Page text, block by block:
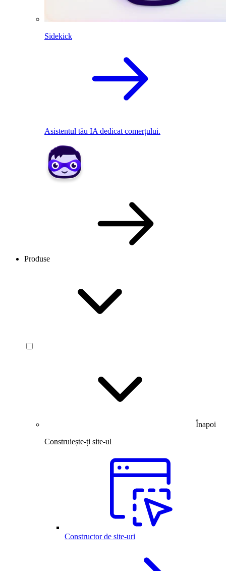
Sidekick
Asistentul tău IA dedicat comerțului.
Produse
Înapoi
Construiește-ți site-ul
Constructor de site-uri